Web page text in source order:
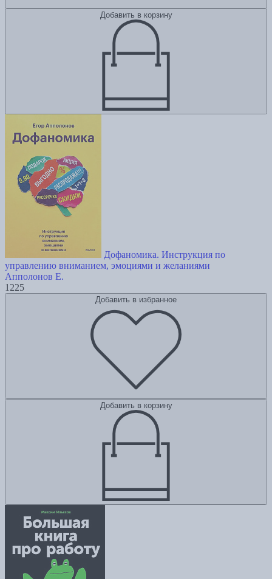
Добавить в корзину
Дофаномика. Инструкция по
управлению вниманием, эмоциями и желаниями
Апполонов Е.
1225
Добавить в избранное
Добавить в корзину